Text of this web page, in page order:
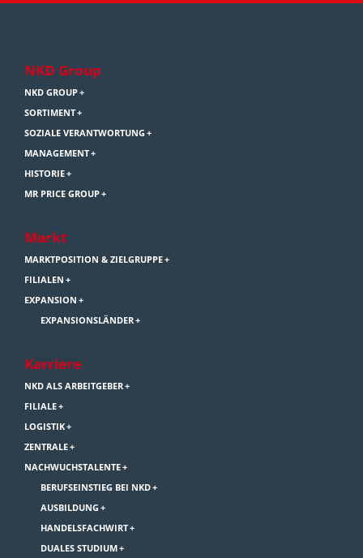
NKD Group
NKD GROUP
SORTIMENT
SOZIALE VERANTWORTUNG
MANAGEMENT
HISTORIE
MR PRICE GROUP
Markt
MARKTPOSITION & ZIELGRUPPE
FILIALEN
EXPANSION
EXPANSIONSLÄNDER
Karriere
NKD ALS ARBEITGEBER
FILIALE
LOGISTIK
ZENTRALE
NACHWUCHSTALENTE
BERUFSEINSTIEG BEI NKD
AUSBILDUNG
HANDELSFACHWIRT
DUALES STUDIUM